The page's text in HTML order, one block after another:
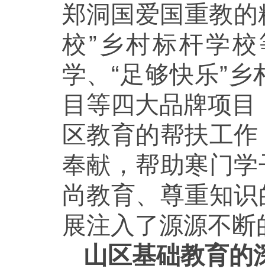
郑洞国爱国重教的
校”乡村标杆学
学、“足够快乐”
目等四大品牌项
区教育的帮扶工
奉献，帮助寒门
尚教育、尊重知
展注入了源源不断
山区基础教育的